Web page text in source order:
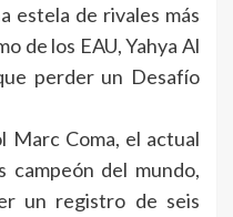
estela de rivales más
de los EAU, Yahya Al
perder un Desafío
Marc Coma, el actual
campeón del mundo,
un registro de seis